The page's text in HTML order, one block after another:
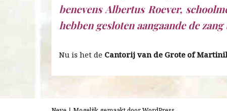
benevens Albertus Roever,
hebben gesloten aangaande de
Nu is het de Cantorij van de Grote of